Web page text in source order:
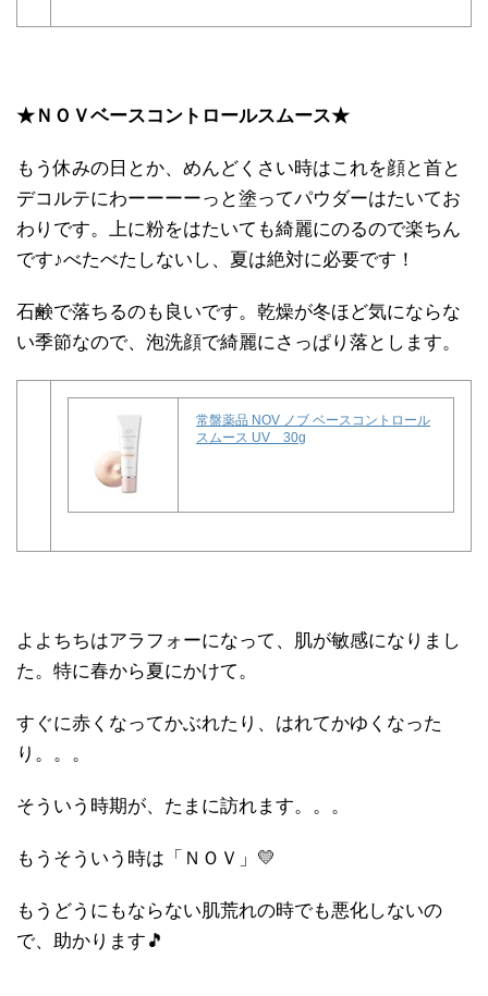
★ＮＯＶベースコントロールスムース★
もう休みの日とか、めんどくさい時はこれを顔と首と
デコルテにわーーーーっと塗ってパウダーはたいてお
わりです。上に粉をはたいても綺麗にのるので楽ちん
です♪べたべたしないし、夏は絶対に必要です！
石鹸で落ちるのも良いです。乾燥が冬ほど気にならな
い季節なので、泡洗顔で綺麗にさっぱり落とします。
常盤薬品 NOV ノブ ベースコントロール
スムース UV 30g
よよちちはアラフォーになって、肌が敏感になりまし
た。特に春から夏にかけて。
すぐに赤くなってかぶれたり、はれてかゆくなった
り。。。
そういう時期が、たまに訪れます。。。
もうそういう時は「ＮＯＶ」💛
もうどうにもならない肌荒れの時でも悪化しないの
で、助かります🎵